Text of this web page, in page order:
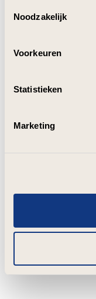
Noodzakelijk
Voorkeuren
Statistieken
Marketing